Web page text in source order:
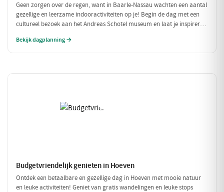
Geen zorgen over de regen, want in Baarle-Nassau wachten een aantal
gezellige en leerzame indooractiviteiten op je! Begin de dag met een
cultureel bezoek aan het Andreas Schotel museum en laat je inspireren
knusse Grand Café De Beerze voordat je weer verder gaat met een
Bekijk dagplanning →
Budgetvriendelijk genieten in Hoeven
Ontdek een betaalbare en gezellige dag in Hoeven met mooie natuur
en leuke activiteiten! Geniet van gratis wandelingen en leuke stops